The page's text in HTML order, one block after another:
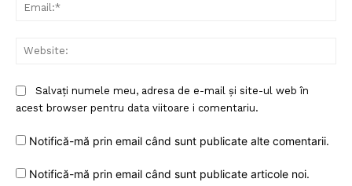
Un proiect
Salvați numele meu, adresa de e-mail și site-ul web în
acest browser pentru data viitoare i comentariu.
Notifică-mă prin email când sunt publicate alte comentarii.
Notifică-mă prin email când sunt publicate articole noi.